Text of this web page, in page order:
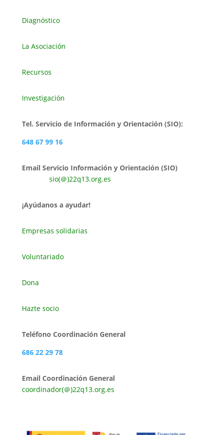
Diagnóstico
La Asociación
Recursos
Investigación
Tel. Servicio de Información y Orientación (SIO):
648 67 99 16
Email Servicio Información y Orientación (SIO)
sio(＠)22q13.org.es
¡Ayúdanos a ayudar!
Empresas solidarias
Voluntariado
Dona
Hazte socio
Teléfono Coordinación General
686 22 29 78
Email Coordinación General
coordinador(＠)22q13.org.es